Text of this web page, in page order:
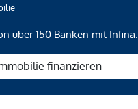
über 150 Banken mit Infina.
finanzieren